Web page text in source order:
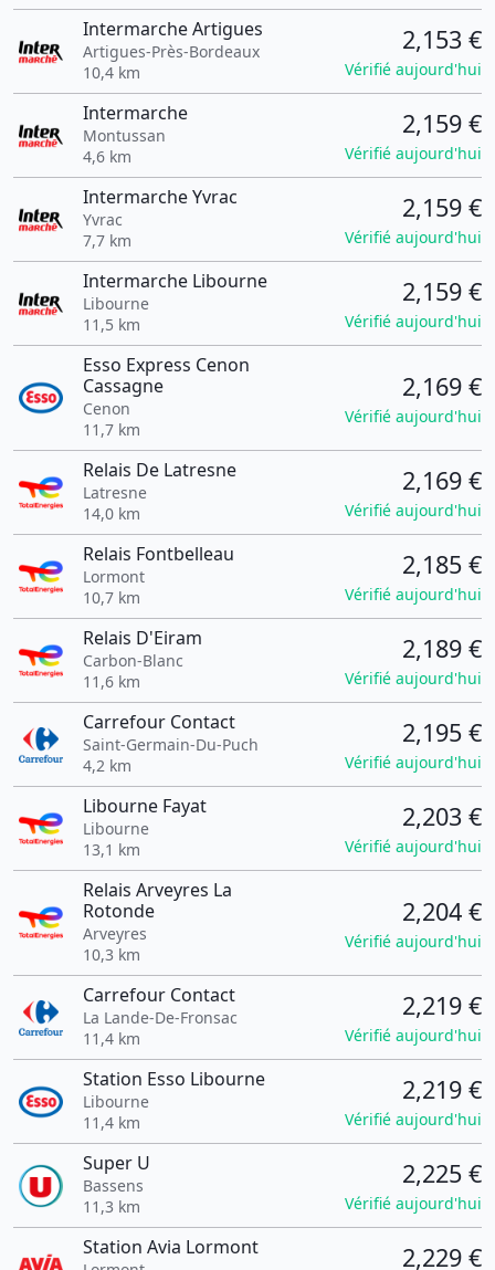
Intermarche Artigues
Artigues-Près-Bordeaux
10,4 km
2,153 €
Vérifié aujourd'hui
Intermarche
Montussan
4,6 km
2,159 €
Vérifié aujourd'hui
Intermarche Yvrac
Yvrac
7,7 km
2,159 €
Vérifié aujourd'hui
Intermarche Libourne
Libourne
11,5 km
2,159 €
Vérifié aujourd'hui
Esso Express Cenon
Cassagne
Cenon
11,7 km
2,169 €
Vérifié aujourd'hui
Relais De Latresne
Latresne
14,0 km
2,169 €
Vérifié aujourd'hui
Relais Fontbelleau
Lormont
10,7 km
2,185 €
Vérifié aujourd'hui
Relais D'Eiram
Carbon-Blanc
11,6 km
2,189 €
Vérifié aujourd'hui
Carrefour Contact
Saint-Germain-Du-Puch
4,2 km
2,195 €
Vérifié aujourd'hui
Libourne Fayat
Libourne
13,1 km
2,203 €
Vérifié aujourd'hui
Relais Arveyres La
Rotonde
Arveyres
10,3 km
2,204 €
Vérifié aujourd'hui
Carrefour Contact
La Lande-De-Fronsac
11,4 km
2,219 €
Vérifié aujourd'hui
Station Esso Libourne
Libourne
11,4 km
2,219 €
Vérifié aujourd'hui
Super U
Bassens
11,3 km
2,225 €
Vérifié aujourd'hui
Station Avia Lormont 2,229 €